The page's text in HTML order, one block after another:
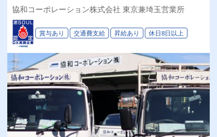
協和コーポレーション株式会社 東京兼埼玉営業所
賞与あり 交通費支給 昇給あり 休日8日以上